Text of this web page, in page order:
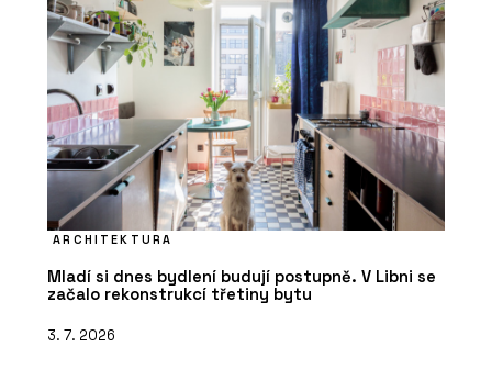
ARCHITEKTURA
Mladí si dnes bydlení budují postupně. V Libni se
začalo rekonstrukcí třetiny bytu
3. 7. 2026